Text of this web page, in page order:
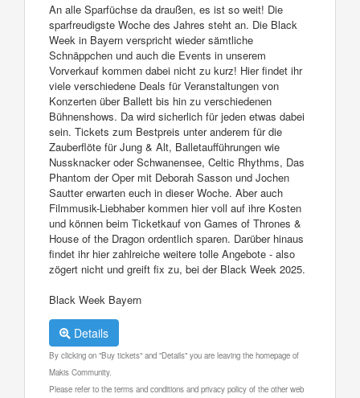
An alle Sparfüchse da draußen, es ist so weit! Die
sparfreudigste Woche des Jahres steht an. Die Black
Week in Bayern verspricht wieder sämtliche
Schnäppchen und auch die Events in unserem
Vorverkauf kommen dabei nicht zu kurz! Hier findet ihr
viele verschiedene Deals für Veranstaltungen von
Konzerten über Ballett bis hin zu verschiedenen
Bühnenshows. Da wird sicherlich für jeden etwas dabei
sein. Tickets zum Bestpreis unter anderem für die
Zauberflöte für Jung & Alt, Balletaufführungen wie
Nussknacker oder Schwanensee, Celtic Rhythms, Das
Phantom der Oper mit Deborah Sasson und Jochen
Sautter erwarten euch in dieser Woche. Aber auch
Filmmusik-Liebhaber kommen hier voll auf ihre Kosten
und können beim Ticketkauf von Games of Thrones &
House of the Dragon ordentlich sparen. Darüber hinaus
findet ihr hier zahlreiche weitere tolle Angebote - also
zögert nicht und greift fix zu, bei der Black Week 2025.
Black Week Bayern
Details
By clicking on "Buy tickets" and "Details" you are leaving the homepage of
Makis Community.
Please refer to the terms and conditions and privacy policy of the other web